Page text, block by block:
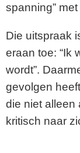
spanning”
Die uitspraak
eraan toe: “Ik
wordt”.
gevolgen
die niet alleen
kritisch naar